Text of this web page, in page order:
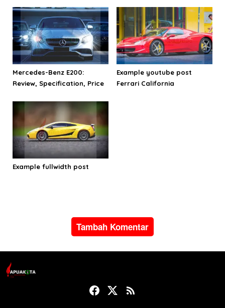
s
Mercedes-Benz E200:
Review, Specification, Price
Example youtube post
Ferrari California
Example fullwidth post
Tambah Komentar